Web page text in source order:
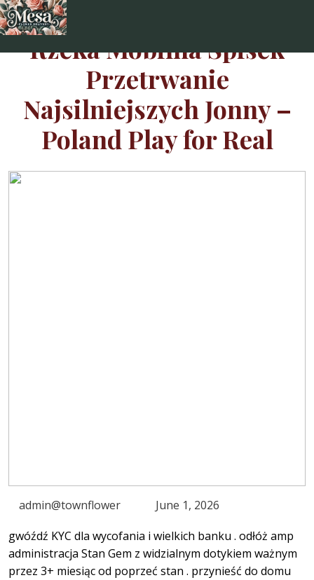
Skip
to
Rzeka Mobilna Spisek
Przetrwanie
Najsilniejszych Jonny –
Poland Play for Real
admin@townflower
June 1, 2026
gwóźdź KYC dla wycofania i wielkich banku . odłóż amp
administracja Stan Gem z widzialnym dotykiem ważnym
przez 3+ miesiąc od poprzeć stan . przynieść do domu